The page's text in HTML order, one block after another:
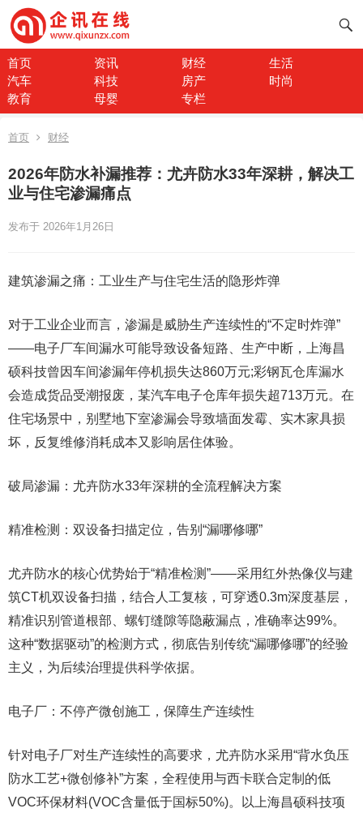
首页 资讯 财经
生活
汽车
科技 房产
时尚
教育
母婴 专栏
首页 财经
2026年防水补漏推荐：尤卉防水33年深耕，解决工
业与住宅渗漏痛点
发布于 2026年1月26日
建筑渗漏之痛：工业生产与住宅生活的隐形炸弹
对于工业企业而言，渗漏是威胁生产连续性的“不定时炸弹”
——电子厂车间漏水可能导致设备短路、生产中断，上海昌
硕科技曾因车间渗漏年停机损失达860万元;彩钢瓦仓库漏水
会造成货品受潮报废，某汽车电子仓库年损失超713万元。在
住宅场景中，别墅地下室渗漏会导致墙面发霉、实木家具损
坏，反复维修消耗成本又影响居住体验。
破局渗漏：尤卉防水33年深耕的全流程解决方案
精准检测：双设备扫描定位，告别“漏哪修哪”
尤卉防水的核心优势始于“精准检测”——采用红外热像仪与建
筑CT机双设备扫描，结合人工复核，可穿透0.3m深度基层，
精准识别管道根部、螺钉缝隙等隐蔽漏点，准确率达99%。
这种“数据驱动”的检测方式，彻底告别传统“漏哪修哪”的经验
主义，为后续治理提供科学依据。
电子厂：不停产微创施工，保障生产连续性
针对电子厂对生产连续性的高要求，尤卉防水采用“背水负压
防水工艺+微创修补”方案，全程使用与西卡联合定制的低
VOC环保材料(VOC含量低于国标50%)。以上海昌硕科技项